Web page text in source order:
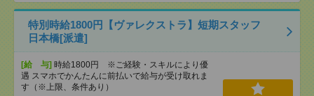
特別時給1800円【ヴァレクストラ】短期スタッフ
日本橋[派遣]
[給 与] 時給1800円 ※ご経験・スキルにより優
遇 スマホでかんたんに前払いで給与が受け取れま
す（※上限、条件あり）